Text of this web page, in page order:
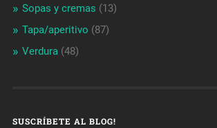
Sopas y cremas (13)
Tapa/aperitivo (87)
Verdura(48)
SUSCRÍBETE AL BLOG!